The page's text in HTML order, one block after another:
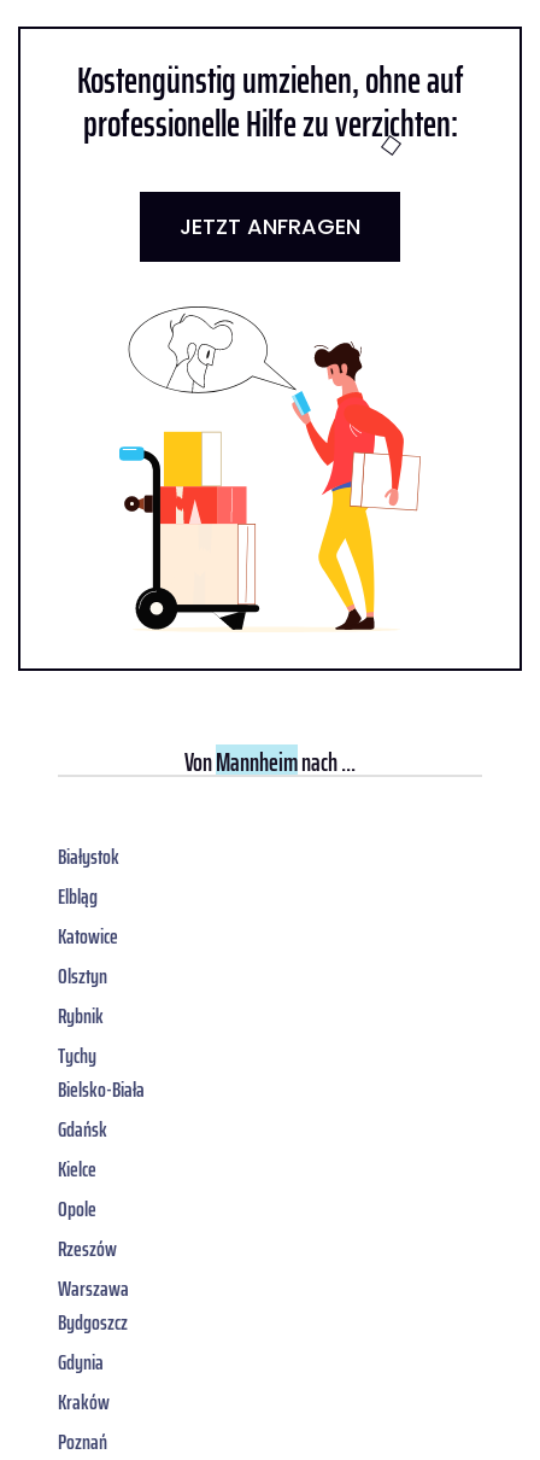
Kostengünstig umziehen, ohne auf
professionelle Hilfe zu verzichten:
JETZT ANFRAGEN
VonMannheimnach ...
Białystok
Elbląg
Katowice
Olsztyn
Rybnik
Tychy
Bielsko-Biała
Gdańsk
Kielce
Opole
Rzeszów
Warszawa
Bydgoszcz
Gdynia
Kraków
Poznań